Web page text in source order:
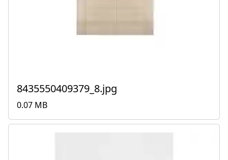
8435550409379_8.jpg
0.07 MB